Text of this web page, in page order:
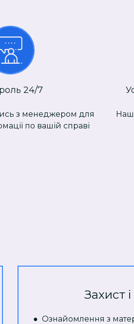
24/7
з менеджером для
по вашій справі
Захист
● Ознайомлення з